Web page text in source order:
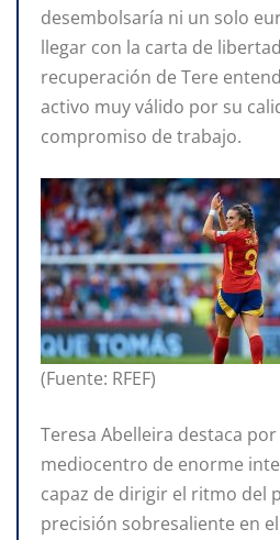
desembolsaría ni un solo
llegar con la carta de
recuperación de Tere
activo muy válido por su
compromiso de trabajo.
(Fuente: RFEF)
Teresa Abelleira destaca
mediocentro de enorme
capaz de dirigir el ritmo del
precisión sobresaliente en